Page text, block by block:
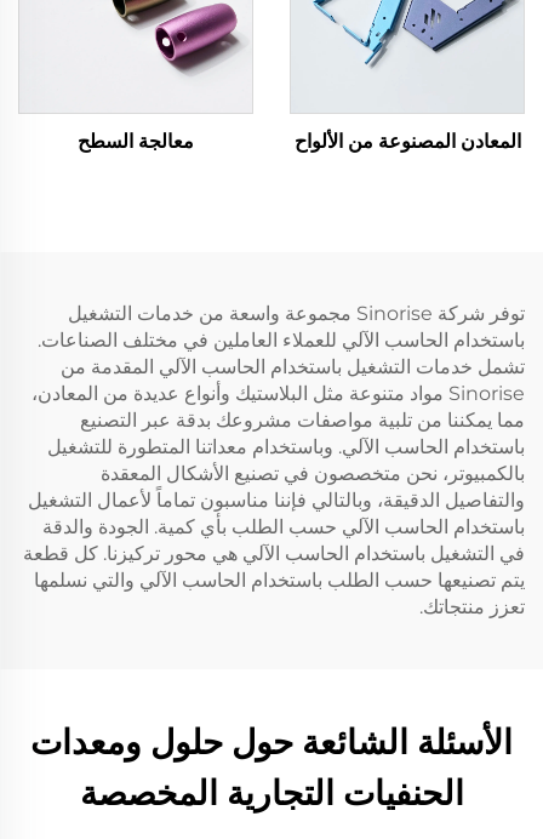
المعادن المصنوعة من الألواح معالجة السطح
توفر شركة Sinorise مجموعة واسعة من خدمات التشغيل
باستخدام الحاسب الآلي للعملاء العاملين في مختلف الصناعات.
تشمل خدمات التشغيل باستخدام الحاسب الآلي المقدمة من
Sinorise مواد متنوعة مثل البلاستيك وأنواع عديدة من المعادن،
مما يمكننا من تلبية مواصفات مشروعك بدقة عبر التصنيع
باستخدام الحاسب الآلي. وباستخدام معداتنا المتطورة للتشغيل
بالكمبيوتر، نحن متخصصون في تصنيع الأشكال المعقدة
والتفاصيل الدقيقة، وبالتالي فإننا مناسبون تماماً لأعمال التشغيل
باستخدام الحاسب الآلي حسب الطلب بأي كمية. الجودة والدقة
في التشغيل باستخدام الحاسب الآلي هي محور تركيزنا. كل قطعة
يتم تصنيعها حسب الطلب باستخدام الحاسب الآلي والتي نسلمها
تعزز منتجاتك.
الأسئلة الشائعة حول حلول ومعدات
الحنفيات التجارية المخصصة